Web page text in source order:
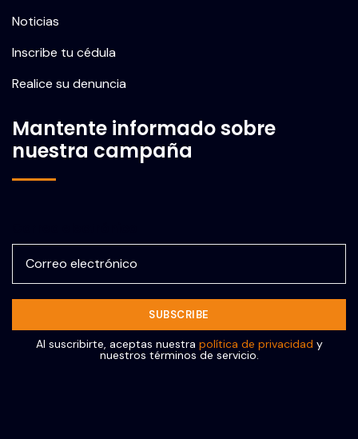
Noticias
Inscribe tu cédula
Realice su denuncia
Mantente informado sobre
nuestra campaña
Al suscribirte, aceptas nuestra política de privacidad y
nuestros términos de servicio.